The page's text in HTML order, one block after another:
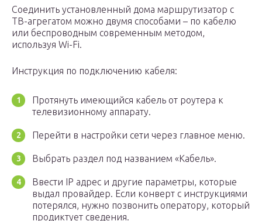
Соединить установленный дома маршрутизатор с
ТВ-агрегатом можно двумя способами – по кабелю
или беспроводным современным методом,
используя Wi-Fi.
Инструкция по подключению кабеля:
Протянуть имеющийся кабель от роутера к
телевизионному аппарату.
Перейти в настройки сети через главное меню.
Выбрать раздел под названием «Кабель».
Ввести IP адрес и другие параметры, которые
выдал провайдер. Если конверт с инструкциями
потерялся, нужно позвонить оператору, который
продиктует сведения.